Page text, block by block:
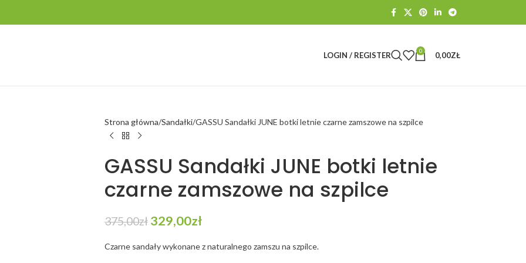
LOGIN / REGISTER 0 0,00ZŁ
Strona główna Sandałki GASSU Sandałki JUNE botki letnie czarne zamszowe na szpilce
GASSU Sandałki JUNE botki letnie
czarne zamszowe na szpilce
375,00zł 329,00zł
Czarne sandały wykonane z naturalnego zamszu na szpilce.